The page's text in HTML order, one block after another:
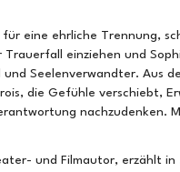
eine ehrliche Trennung,
einziehen und
Seelenverwandter. Aus
die Gefühle verschiebt,
nachzudenken.
und Filmautor, erzählt